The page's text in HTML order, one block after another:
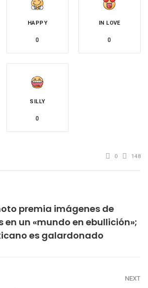
HAPPY
0
IN LOVE
0
SILLY
0
0 148
premia imágenes de
en un «mundo en ebullición»;
es galardonado
NEXT